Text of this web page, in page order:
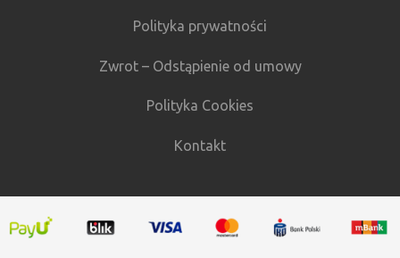
Polityka prywatności
Zwrot – Odstąpienie od umowy
Polityka Cookies
Kontakt